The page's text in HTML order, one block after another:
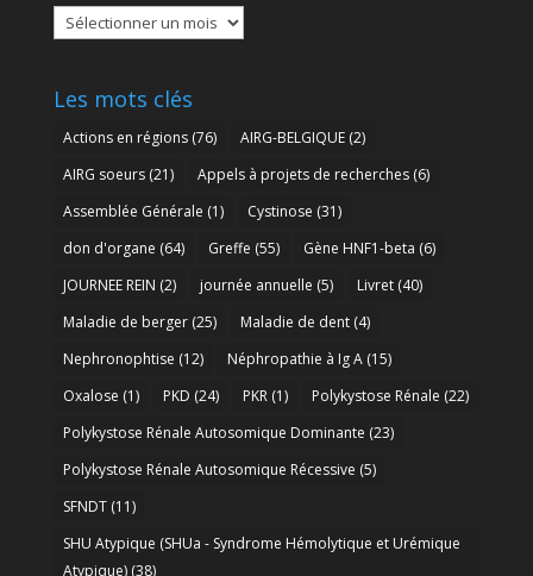
Les
archives
Les mots clés
Actions en régions(76) AIRG-BELGIQUE(2)
AIRG soeurs(21) Appels à projets de recherches(6)
Assemblée Générale (1) Cystinose (31)
don d'organe (64) Greffe (55) Gène HNF1-beta (6)
JOURNEE REIN (2) journée annuelle (5) Livret(40)
Maladie de berger(25) Maladie de dent(4)
Nephronophtise (12) Néphropathie à Ig A(15)
Oxalose (1) PKD (24) PKR(1) Polykystose Rénale (22)
Polykystose Rénale Autosomique Dominante (23)
Polykystose Rénale Autosomique Récessive (5)
SFNDT(11)
SHU Atypique (SHUa - Syndrome Hémolytique et Urémique
Atypique)(38)